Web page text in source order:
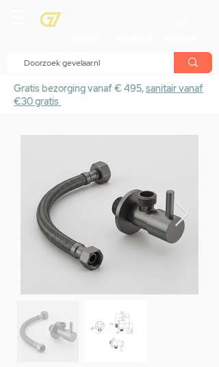
Gratis bezorging vanaf € 495,sanitair vanaf
€30 gratis